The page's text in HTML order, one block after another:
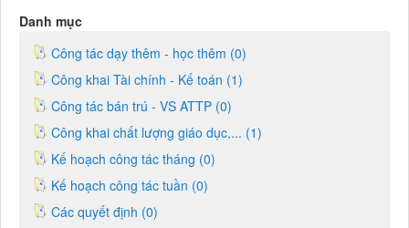
Danh mục
Công tác dạy thêm - học thêm (0)
Công khai Tài chính - Kế toán (1)
Công tác bán trú - VS ATTP (0)
Công khai chất lượng giáo dục,... (1)
Kế hoạch công tác tháng (0)
Kế hoạch công tác tuần (0)
Các quyết định (0)